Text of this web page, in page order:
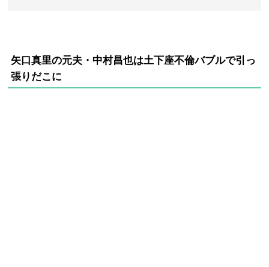
矢口真里の元夫・中村昌也は土下座不倫バブルで引っ
張りだこに